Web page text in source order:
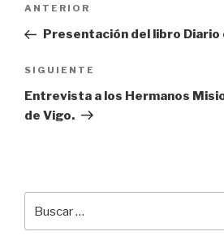
entradas
Entrada
anterior:
ANTERIOR
Presentación del libro Diario
Siguiente
entrada
SIGUIENTE
Entrevista a los Hermanos
de Vigo.
por: